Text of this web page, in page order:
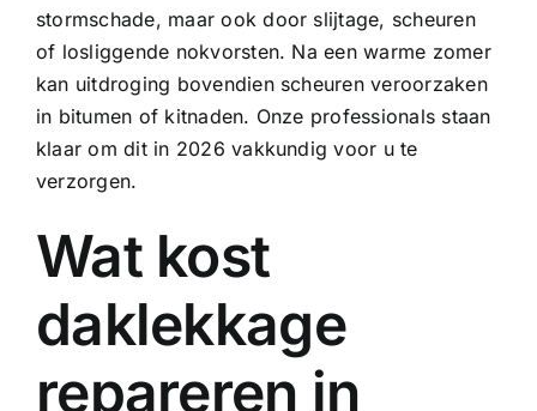
stormschade, maar ook door slijtage, scheuren
of losliggende nokvorsten. Na een warme zomer
kan uitdroging bovendien scheuren veroorzaken
in bitumen of kitnaden. Onze professionals staan
klaar om dit in 2026 vakkundig voor u te
verzorgen.
Wat kost
daklekkage
repareren in